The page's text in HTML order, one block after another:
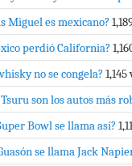
Miguel es mexicano?
perdió California?
no se congela?
son los autos más
Bowl se llama así?
se llama Jack